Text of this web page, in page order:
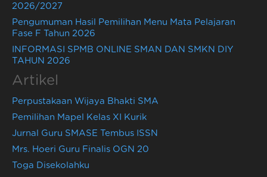
2026/2027
Pengumuman Hasil Pemilihan Menu Mata Pelajaran
Fase F Tahun 2026
INFORMASI SPMB ONLINE SMAN DAN SMKN DIY
TAHUN 2026
Artikel
Perpustakaan Wijaya Bhakti SMA
Pemilihan Mapel Kelas XI Kurik
Jurnal Guru SMASE Tembus ISSN
Mrs. Hoeri Guru Finalis OGN 20
Toga Disekolahku